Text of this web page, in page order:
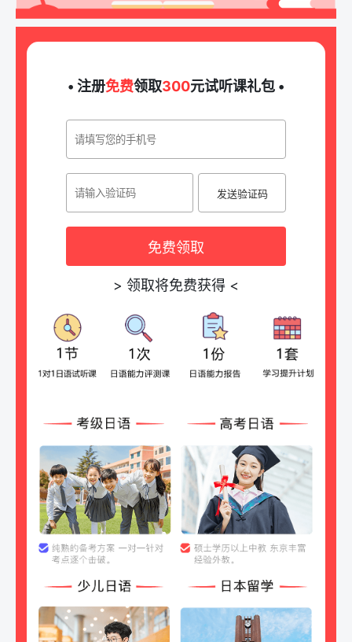
• 注册免费领取300元试听课礼包 •
发送验证码
免费领取
> 领取将免费获得 <